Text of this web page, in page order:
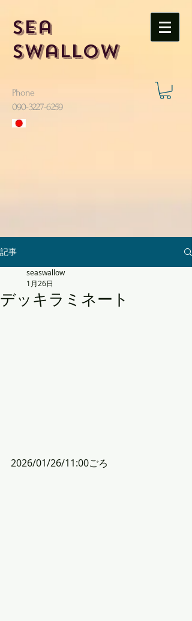
Sea
Swallow
Phone
​090-3227-6259
記事
デッキラミネート
seaswallow
1月26日
2026/01/26/11:00ごろ